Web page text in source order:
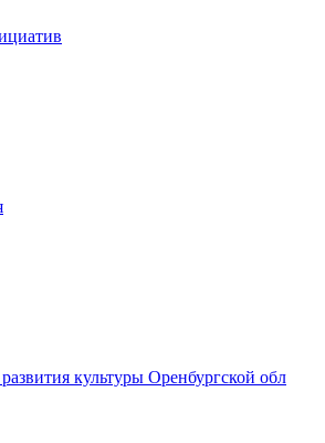
культуры Оренбургской обл